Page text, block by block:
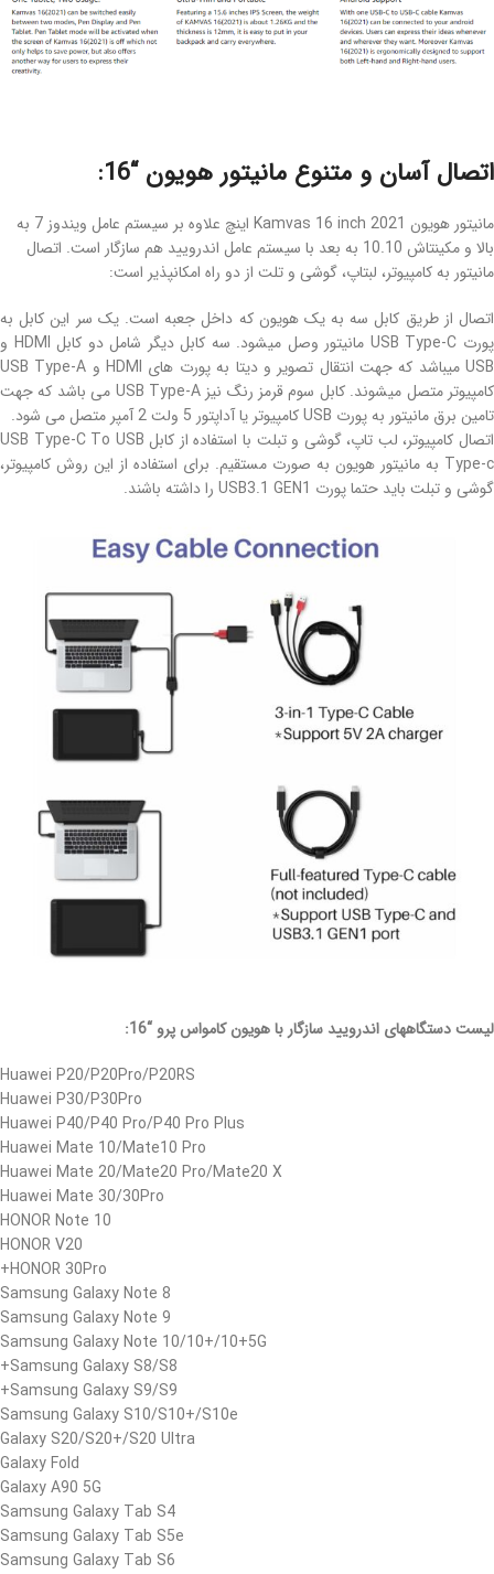
اتصال آسان و متنوع مانیتور هویون “16:
مانیتور هویون Kamvas 16 inch 2021 اینچ علاوه بر سیستم عامل ویندوز 7 به
بالا و مکینتاش 10.10 به بعد با سیستم عامل اندرویید هم سازگار است. اتصال
مانیتور به کامپیوتر، لبتاپ، گوشی و تلت از دو راه امکانپذیر است:
اتصال از طریق کابل سه به یک هویون که داخل جعبه است. یک سر این کابل به
پورت USB Type-C مانیتور وصل میشود. سه کابل دیگر شامل دو کابل HDMI و
USB میباشد که جهت انتقال تصویر و دیتا به پورت های HDMI و USB Type-A
کامپیوتر متصل میشوند. کابل سوم قرمز رنگ نیز USB Type-A می باشد که جهت
تامین برق مانیتور به پورت USB کامپیوتر یا آداپتور 5 ولت 2 آمپر متصل می شود.
اتصال کامپیوتر، لب تاپ، گوشی و تبلت با استفاده از کابل USB Type-C To USB
Type-c به مانیتور هویون به صورت مستقیم. برای استفاده از این روش کامپیوتر،
گوشی و تبلت باید حتما پورت USB3.1 GEN1 را داشته باشند.
لیست دستگاههای اندرویید سازگار با هویون کامواس پرو “16:
Huawei P20/P20Pro/P20RS
Huawei P30/P30Pro
Huawei P40/P40 Pro/P40 Pro Plus
Huawei Mate 10/Mate10 Pro
Huawei Mate 20/Mate20 Pro/Mate20 X
Huawei Mate 30/30Pro
HONOR Note 10
HONOR V20
HONOR 30Pro+
Samsung Galaxy Note 8
Samsung Galaxy Note 9
Samsung Galaxy Note 10/10+/10+5G
Samsung Galaxy S8/S8+
Samsung Galaxy S9/S9+
Samsung Galaxy S10/S10+/S10e
Galaxy S20/S20+/S20 Ultra
Galaxy Fold
Galaxy A90 5G
Samsung Galaxy Tab S4
Samsung Galaxy Tab S5e
Samsung Galaxy Tab S6